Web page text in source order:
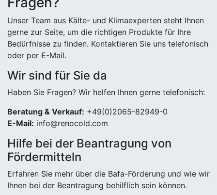
Unser Team aus Kälte- und Klimaexperten steht Ihnen
gerne zur Seite, um die richtigen Produkte für Ihre
Bedürfnisse zu finden. Kontaktieren Sie uns telefonisch
oder per E-Mail.
Wir sind für Sie da
Haben Sie Fragen? Wir helfen Ihnen gerne telefonisch:
Beratung & Verkauf: +49(0)2065-82949-0
E-Mail: info@renocold.com
Hilfe bei der Beantragung von
Fördermitteln
Erfahren Sie mehr über die Bafa-Förderung und wie wir
Ihnen bei der Beantragung behilflich sein können.